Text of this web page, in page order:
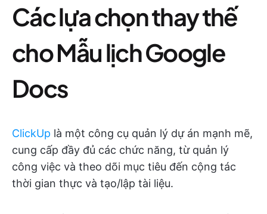
Các lựa chọn thay thế
cho Mẫu lịch Google
Docs
ClickUp là một công cụ quản lý dự án mạnh mẽ,
cung cấp đầy đủ các chức năng, từ quản lý
công việc và theo dõi mục tiêu đến cộng tác
thời gian thực và tạo/lập tài liệu.